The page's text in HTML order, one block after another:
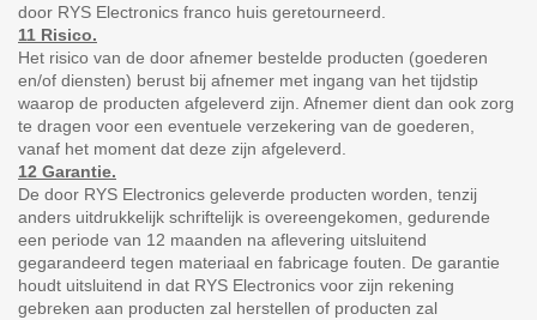
door RYS Electronics franco huis geretourneerd.
11 Risico.
Het risico van de door afnemer bestelde producten (goederen
en/of diensten) berust bij afnemer met ingang van het tijdstip
waarop de producten afgeleverd zijn. Afnemer dient dan ook zorg
te dragen voor een eventuele verzekering van de goederen,
vanaf het moment dat deze zijn afgeleverd.
12 Garantie.
De door RYS Electronics geleverde producten worden, tenzij
anders uitdrukkelijk schriftelijk is overeengekomen, gedurende
een periode van 12 maanden na aflevering uitsluitend
gegarandeerd tegen materiaal en fabricage fouten. De garantie
houdt uitsluitend in dat RYS Electronics voor zijn rekening
gebreken aan producten zal herstellen of producten zal